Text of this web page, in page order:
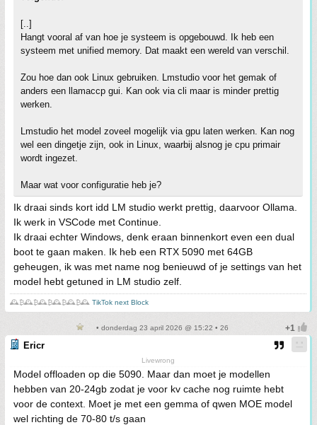
[..]
Hangt vooral af van hoe je systeem is opgebouwd. Ik heb een
systeem met unified memory. Dat maakt een wereld van verschil.
Zou hoe dan ook Linux gebruiken. Lmstudio voor het gemak of
anders een llamaccp gui. Kan ook via cli maar is minder prettig
werken.
Lmstudio het model zoveel mogelijk via gpu laten werken. Kan nog
wel een dingetje zijn, ook in Linux, waarbij alsnog je cpu primair
wordt ingezet.
Maar wat voor configuratie heb je?
Ik draai sinds kort idd LM studio werkt prettig, daarvoor Ollama.
Ik werk in VSCode met Continue.
Ik draai echter Windows, denk eraan binnenkort even een dual
boot te gaan maken. Ik heb een RTX 5090 met 64GB
geheugen, ik was met name nog benieuwd of je settings van het
model hebt getuned in LM studio zelf.
🕰️₿🕰️₿🕰️₿🕰️₿🕰️₿🕰️ TikTok next Block
• donderdag 23 april 2026 @ 15:22 • 26
Ericr
Livewrong
Model offloaden op die 5090. Maar dan moet je modellen
hebben van 20-24gb zodat je voor kv cache nog ruimte hebt
voor de context. Moet je met een gemma of qwen MOE model
wel richting de 70-80 t/s gaan